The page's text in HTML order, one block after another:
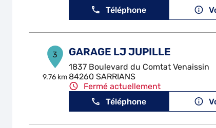
Téléphone
3
9.76 km
GARAGE LJ JUPILLE
1837 Boulevard du Comtat Venaissin
84260 SARRIANS
Fermé actuellement
Téléphone